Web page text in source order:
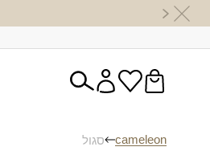
cameleon סגול